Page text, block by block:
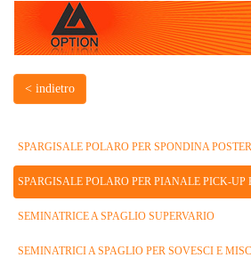
< indietro
SPARGISALE POLARO PER SPONDINA
SPARGISALE POLARO PER PIANALE PICK-UP
SEMINATRICE A SPAGLIO SUPERVARIO
SEMINATRICI A SPAGLIO PER SOVESCI E